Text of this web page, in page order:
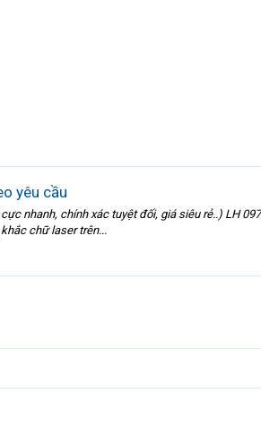
yêu cầu
nhanh, chính xác tuyệt đối, giá siêu rẻ..) LH
chữ laser trên...